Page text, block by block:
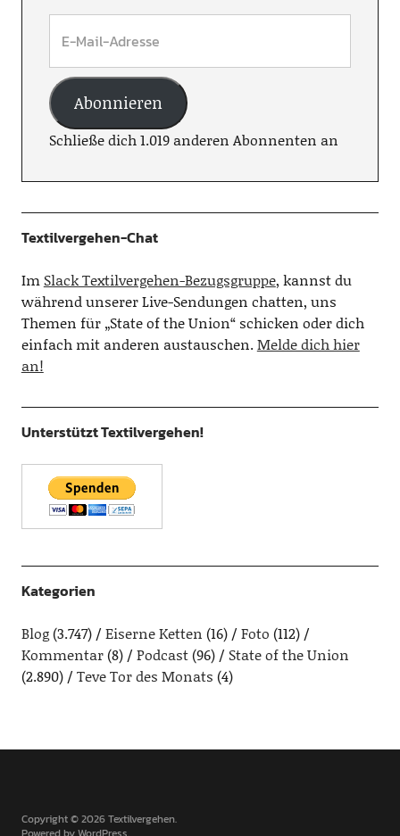
Abonnieren
Schließe dich 1.019 anderen Abonnenten an
Textilvergehen-Chat
Im Slack Textilvergehen-Bezugsgruppe, kannst du
während unserer Live-Sendungen chatten, uns
Themen für „State of the Union“ schicken oder dich
einfach mit anderen austauschen.Melde dich hier
an!
Unterstützt Textilvergehen!
Kategorien
Blog(3.747) Eiserne Ketten (16) Foto (112)
Kommentar(8) Podcast(96)
State of the Union
(2.890)
Teve Tor des Monats (4)
Copyright © 2026 Textilvergehen